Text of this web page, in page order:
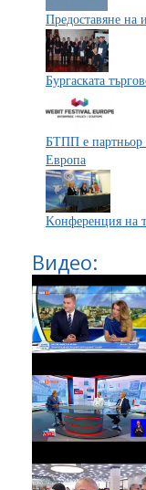
Предоставяне на
Бургаската
БТПП е партньор
Европа
Kонференция на
Видео: